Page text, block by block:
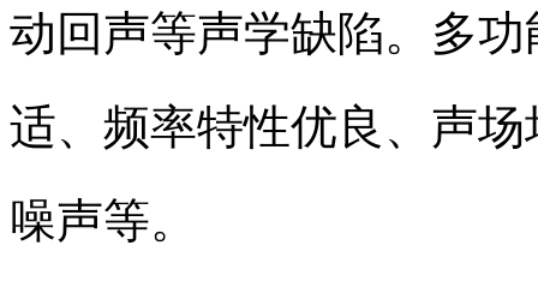
动回声等声学缺陷。多
适、频率特性优良、声
噪声等。